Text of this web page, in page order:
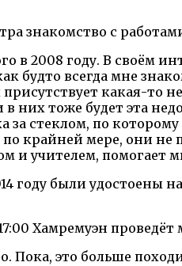
знакомство с
в 2008 году. В своём
будто всегда мне
какая-то
них тоже будет эта
за стеклом, по
крайней мере, они
и учителем, помогает
году были удостоены
Хамремуэн
это больше